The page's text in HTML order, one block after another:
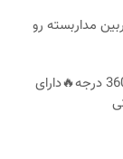
مداربسته رو
🔥دوربین لامپی چرخشی 360 درجه🔥دارای